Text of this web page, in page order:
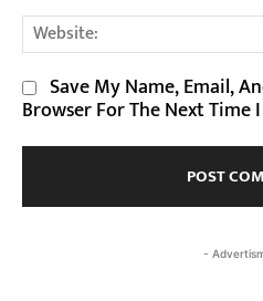
Save My Name, Email,
Browser For The Next Time
-